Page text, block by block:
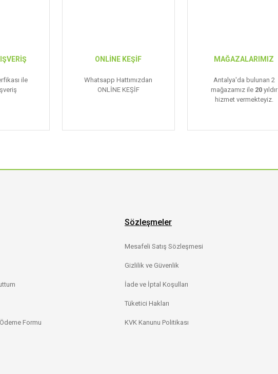
ile
ONLİNE KEŞİF
Whatsapp Hattımızdan
ONLİNE KEŞİF
MAĞAZALARIMIZ
Antalya'da bulunan 2
mağazamız ile 20yıldır
hizmet vermekteyiz.
Formu
Sözleşmeler
Mesafeli Satış Sözleşmesi
Gizlilik ve Güvenlik
İade ve İptal Koşulları
Tüketici Hakları
KVK Kanunu Politikası